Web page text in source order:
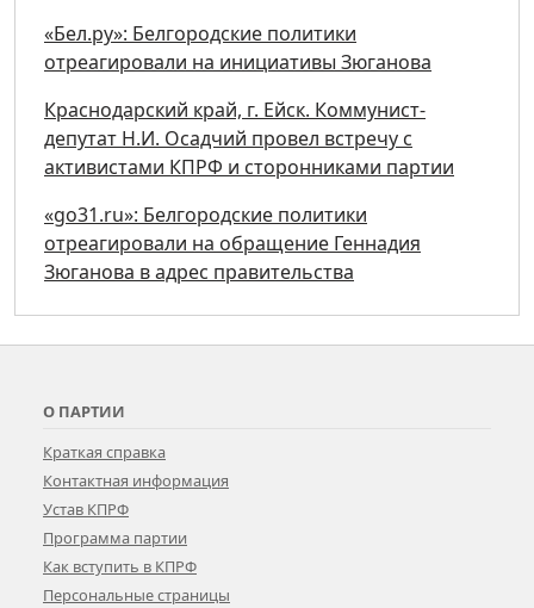
«Бел.ру»: Белгородские политики
отреагировали на инициативы Зюганова
Краснодарский край, г. Ейск. Коммунист-
депутат Н.И. Осадчий провел встречу с
активистами КПРФ и сторонниками партии
«go31.ru»: Белгородские политики
отреагировали на обращение Геннадия
Зюганова в адрес правительства
О ПАРТИИ
Краткая справка
Контактная информация
Устав КПРФ
Программа партии
Как вступить в КПРФ
Персональные страницы